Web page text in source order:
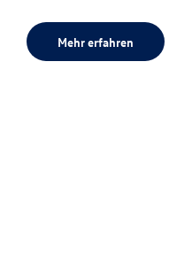
Mehr erfahren